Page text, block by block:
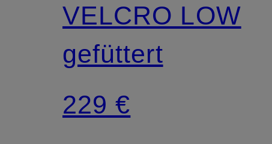
VELCRO LOW
gefüttert
229 €